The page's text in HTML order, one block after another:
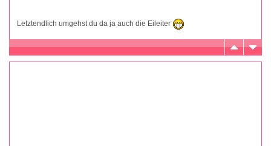
Letztendlich umgehst du da ja auch die Eileiter